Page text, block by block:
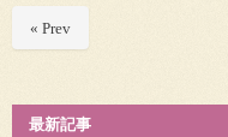
« Prev
最新記事